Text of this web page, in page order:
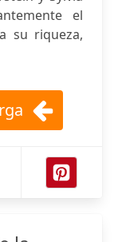
el
su riqueza,